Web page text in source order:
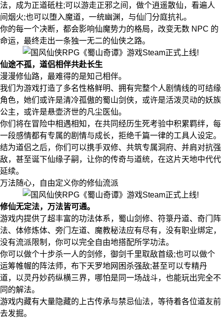
法，成为正道砥柱;可以游走正邪之间，做个逍遥散仙，看遍人
间烟火;也可以堕入魔道，一统幽渊，与仙门分庭抗礼。
你的每一个决断，都会影响仙魔势力的格局，改变无数 NPC 的
命运，最终走出一条独一无二的仙侠之路。
仙途不孤，道侣相伴共赴长生
漫漫修仙路，最难得的是知己相伴。
我们为游戏打造了多名性格鲜明、拥有完整个人剧情线的可结缘
角色，她们或许是清冷孤傲的蜀山剑侠，或许是活泼灵动的妖族
公主，或许是悬壶济世的凡尘医仙。
你们将在冒险中相遇相知，在共同经历生死考验中积累羁绊，每
一段感情都有专属的剧情与成长，拒绝千篇一律的工具人设定。
结为道侣之后，你们可以携手双修、共筑专属洞府、并肩对抗强
敌，甚至诞下仙缘子嗣，让你的传奇与道统，在这片天地中代代
延续。
万法随心，自由定义你的修仙流派
修仙无定法，万法皆可通。
游戏内提供了超丰富的功法体系，蜀山剑修、符箓丹道、奇门阵
法、体修炼体、旁门左道、魔教秘法应有尽有，没有职业绑定，
没有流派限制，你可以完全自由地搭配所学功法。
你可以做个十步杀一人的剑修，御剑千里取敌首级;也可以做个
运筹帷幄的阵法师，布下天罗地网困杀强敌;甚至可以专精丹
道，以灵丹妙药纵横三界，哪怕是同一场战斗，也能玩出完全不
同的解法。
游戏内藏有大量隐藏的上古传承与禁忌仙法，等待着各位道友前
去发掘。